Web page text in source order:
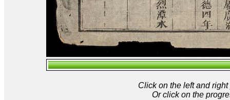
Click on the left and
Or click on the